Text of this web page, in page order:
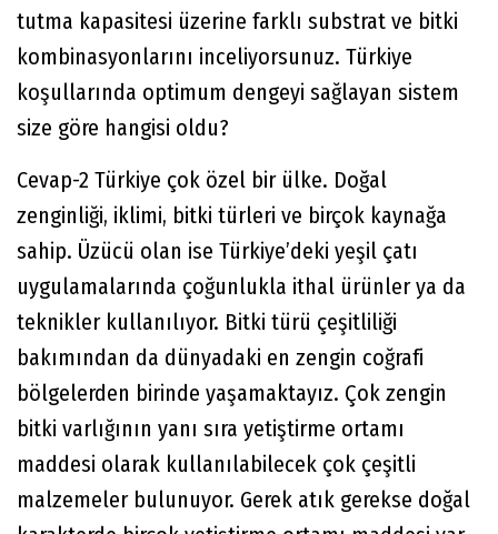
tutma kapasitesi üzerine farklı substrat ve bitki
kombinasyonlarını inceliyorsunuz. Türkiye
koşullarında optimum dengeyi sağlayan sistem
size göre hangisi oldu?
Cevap-2 Türkiye çok özel bir ülke. Doğal
zenginliği, iklimi, bitki türleri ve birçok kaynağa
sahip. Üzücü olan ise Türkiye’deki yeşil çatı
uygulamalarında çoğunlukla ithal ürünler ya da
teknikler kullanılıyor. Bitki türü çeşitliliği
bakımından da dünyadaki en zengin coğrafi
bölgelerden birinde yaşamaktayız. Çok zengin
bitki varlığının yanı sıra yetiştirme ortamı
maddesi olarak kullanılabilecek çok çeşitli
malzemeler bulunuyor. Gerek atık gerekse doğal